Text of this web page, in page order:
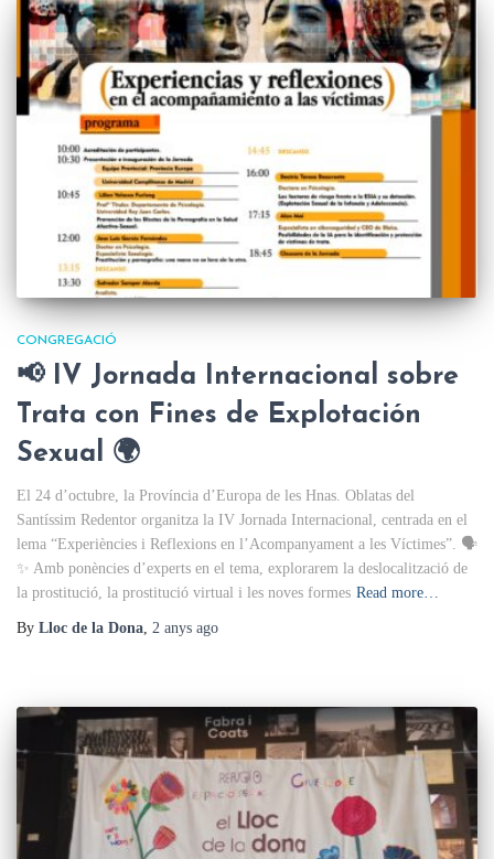
CONGREGACIÓ
📢 IV Jornada Internacional sobre
Trata con Fines de Explotación
Sexual 🌍
El 24 d’octubre, la Província d’Europa de les Hnas. Oblatas del
Santíssim Redentor organitza la IV Jornada Internacional, centrada en el
lema “Experiències i Reflexions en l’Acompanyament a les Víctimes”. 🗣️
✨ Amb ponències d’experts en el tema, explorarem la deslocalització de
la prostitució, la prostitució virtual i les noves formes Read more…
By Lloc de la Dona, 2 anys ago